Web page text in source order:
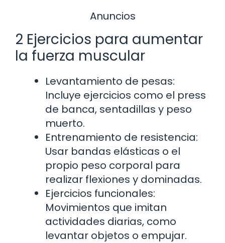
Anuncios
2 Ejercicios para aumentar
la fuerza muscular
Levantamiento de pesas:
Incluye ejercicios como el press
de banca, sentadillas y peso
muerto.
Entrenamiento de resistencia:
Usar bandas elásticas o el
propio peso corporal para
realizar flexiones y dominadas.
Ejercicios funcionales:
Movimientos que imitan
actividades diarias, como
levantar objetos o empujar.